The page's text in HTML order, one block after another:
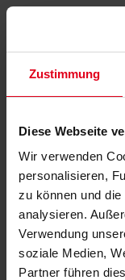
Zustimmung
Diese Webseite
Wir verwenden
personalisieren,
zu können und
analysieren.
Verwendung
soziale Medien,
Partner führen